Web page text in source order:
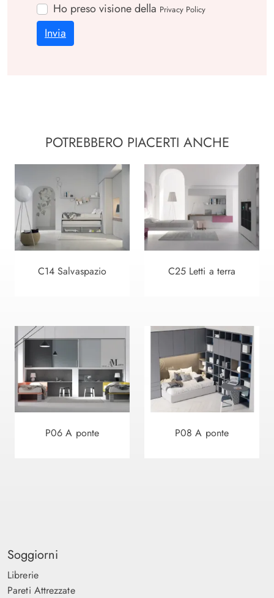
Ho preso visione della Privacy Policy
Invia
POTREBBERO PIACERTI ANCHE
C14 Salvaspazio C25 Letti a terra
P06 A ponte P08 A ponte
Soggiorni
Librerie
Pareti Attrezzate